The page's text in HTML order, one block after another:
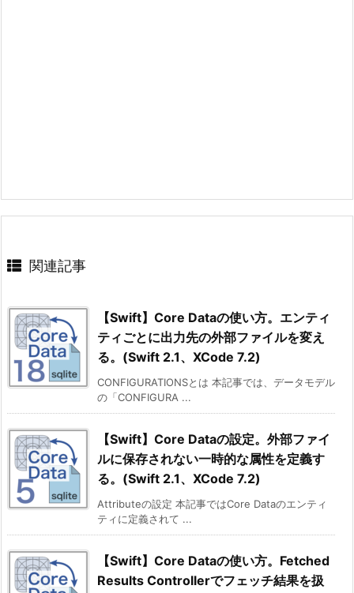
関連記事
【Swift】Core Dataの使い方。エンティ
ティごとに出力先の外部ファイルを変え
る。(Swift 2.1、XCode 7.2)
CONFIGURATIONSとは 本記事では、データモデル
の「CONFIGURA ...
【Swift】Core Dataの設定。外部ファイ
ルに保存されない一時的な属性を定義す
る。(Swift 2.1、XCode 7.2)
Attributeの設定 本記事ではCore Dataのエンティ
ティに定義されて ...
【Swift】Core Dataの使い方。Fetched
Results Controllerでフェッチ結果を扱